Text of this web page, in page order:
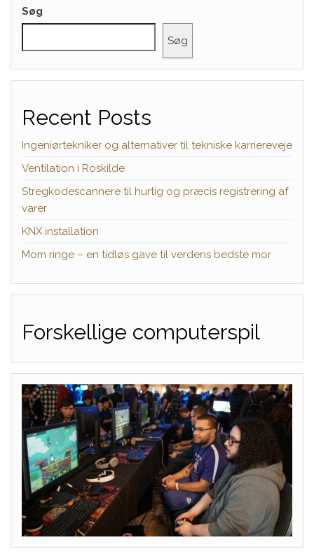
Søg
Søg
Recent Posts
Ingeniørtekniker og alternativer til tekniske karriereveje
Ventilation i Roskilde
Stregkodescannere til hurtig og præcis registrering af
varer
KNX installation
Mom ringe – en tidløs gave til verdens bedste mor
Forskellige computerspil